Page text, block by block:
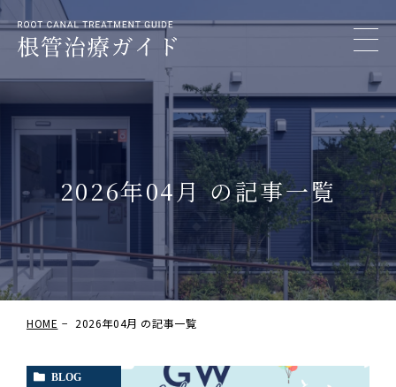
2026年04月 の記事一覧
HOME 2026年04月 の記事一覧
BLOG